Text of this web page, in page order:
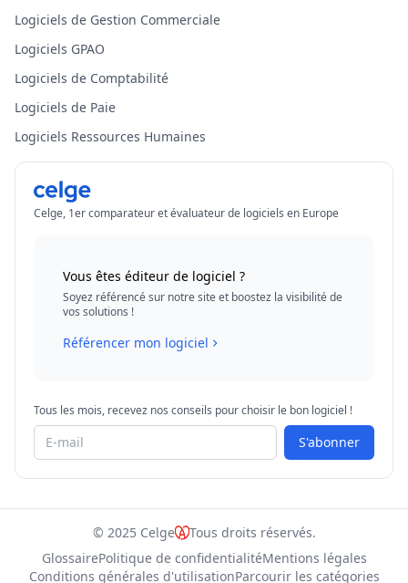
Logiciels de Gestion Commerciale
Logiciels GPAO
Logiciels de Comptabilité
Logiciels de Paie
Logiciels Ressources Humaines
Celge, 1er comparateur et évaluateur de logiciels en Europe
Vous êtes éditeur de logiciel ?
Soyez référencé sur notre site et boostez la visibilité de
vos solutions !
Référencer mon logiciel
Tous les mois, recevez nos conseils pour choisir le bon logiciel !
S'abonner
© 2025 Celge
Tous droits réservés.
GlossairePolitique de confidentialitéMentions légales
Conditions générales d'utilisationParcourir les catégories